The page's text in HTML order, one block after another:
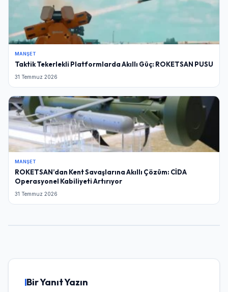
MANŞET
Taktik Tekerlekli Platformlarda Akıllı Güç: ROKETSAN PUSU
31 Temmuz 2026
MANŞET
ROKETSAN’dan Kent Savaşlarına Akıllı Çözüm: CİDA
Operasyonel Kabiliyeti Artırıyor
31 Temmuz 2026
Bir Yanıt Yazın